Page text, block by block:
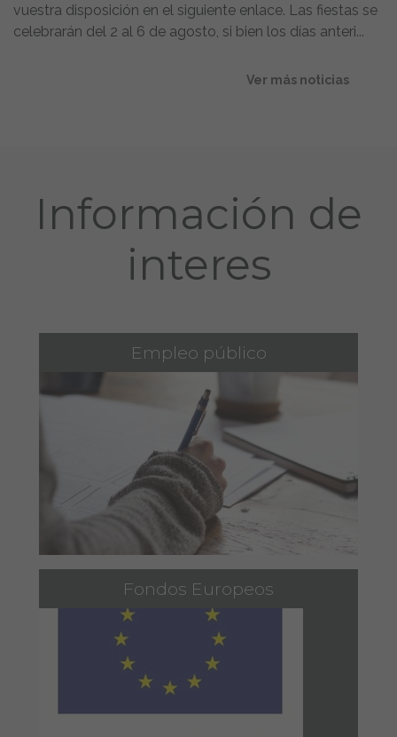
vuestra disposición en el siguiente enlace. Las fiestas se
celebrarán del 2 al 6 de agosto, si bien los días anteri...
Ver más noticias
Información de
interes
Empleo público
Fondos Europeos